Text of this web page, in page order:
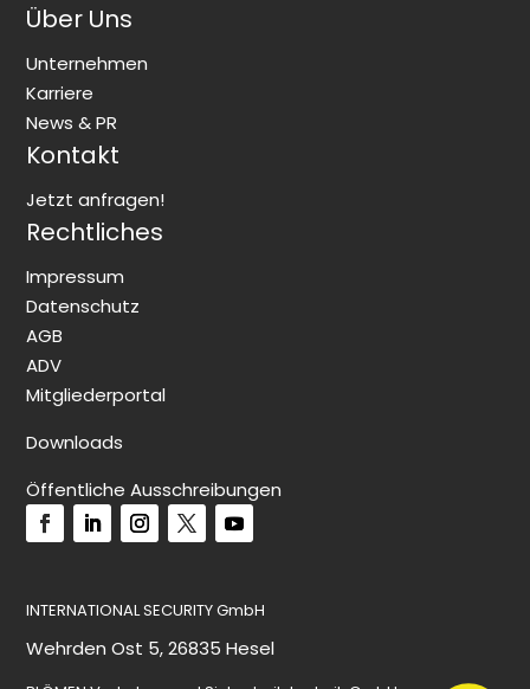
Über Uns
Unternehmen
Karriere
News & PR
Kontakt
Jetzt anfragen!
Rechtliches
Impressum
Datenschutz
AGB
ADV
Mitgliederportal
Downloads
Öffentliche Ausschreibungen
INTERNATIONAL SECURITY GmbH
Wehrden Ost 5, 26835 Hesel